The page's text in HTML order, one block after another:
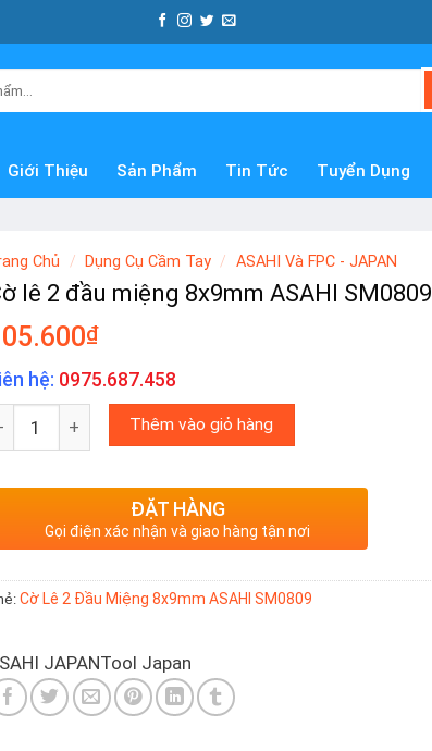
Giới Thiệu Sản Phẩm Tin Tức Tuyển Dụng
Chủ / Dụng Cụ Cầm Tay / ASAHI Và FPC - JAPAN
lê 2 đầu miệng 8x9mm ASAHI SM0809
₫
hệ: 0975.687.458
lê 2 đầu miệng 8x9mm ASAHI SM0809 số lượng
Thêm vào giỏ hàng
ĐẶT HÀNG
Gọi điện xác nhận và giao hàng tận nơi
Cờ Lê 2 Đầu Miệng 8x9mm ASAHI SM0809
JAPANTool Japan